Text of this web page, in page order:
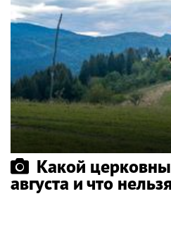
Какой
августа и что